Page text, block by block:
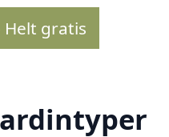
Helt gratis